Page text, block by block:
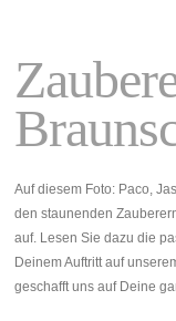
Auf diesem Foto: Paco,
den staunenden
auf. Lesen Sie dazu die
Deinem Auftritt auf
geschafft uns auf Deine